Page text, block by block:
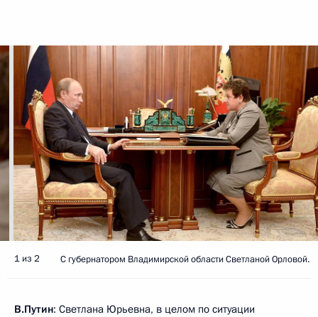
1 из 2 С губернатором Владимирской области Светланой Орловой.
В.Путин: Светлана Юрьевна, в целом по ситуации